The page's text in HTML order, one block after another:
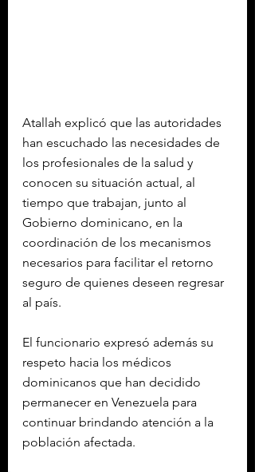
Atallah explicó que las autoridades
han escuchado las necesidades de
los profesionales de la salud y
conocen su situación actual, al
tiempo que trabajan, junto al
Gobierno dominicano, en la
coordinación de los mecanismos
necesarios para facilitar el retorno
seguro de quienes deseen regresar
al país.
El funcionario expresó además su
respeto hacia los médicos
dominicanos que han decidido
permanecer en Venezuela para
continuar brindando atención a la
población afectada.